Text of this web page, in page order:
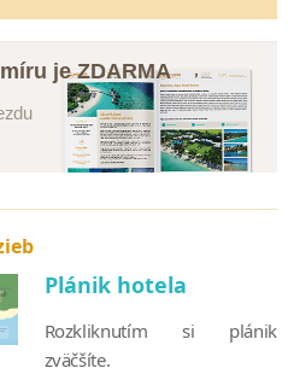
je ZDARMA
Plánik hotela
Rozkliknutím si plánik
zväčšíte.